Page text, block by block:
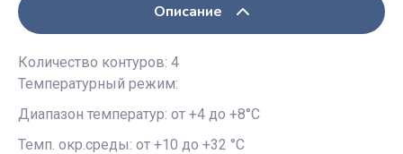
Описание
Количество контуров: 4
Температурный режим:
Диапазон температур: от +4 до +8°С
Темп. окр.среды: от +10 до +32 °С